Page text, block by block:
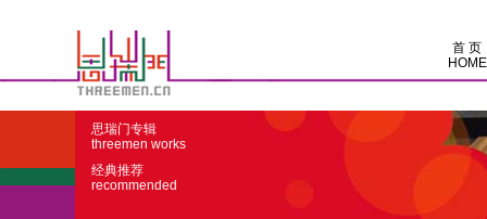
首 页
HOME
思瑞门专辑
threemen works
经典推荐
recommended